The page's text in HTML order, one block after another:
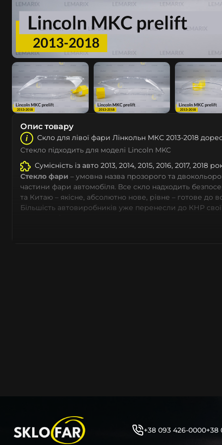
Опис товару
Скло для лівої фари Лінкольн МКС 2013-2018
Стекло підходить для моделі Lincoln MKC
Сумісність із авто 2013, 2014, 2015, 2016, 2017, 2018
Стекло фари – умовна назва прозорого та
частини фари автомобіля. Все скло надходить
та Китаю – якісне, абсолютно нове, рівне – готове до
Більшість автовиробників уже перенесли до КНР
тому не слід дивуватися, що до 90% запчастин до
Цілком зрозуміло, що далеко не завжди потрібна повна
як це часто пропонують автосервіси та автодилери.
заощадити та придбати тільки те, що потребує
+38 093 426-0000+38